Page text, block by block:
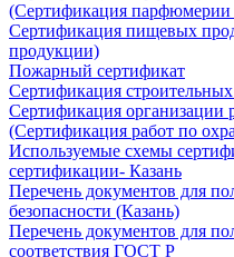
(Сертификация парфюмерии
Сертификация пищевых
продукции)
Пожарный сертификат
Сертификация строительных
Сертификация организации
(Сертификация работ по
Используемые схемы
сертификации- Казань
Перечень документов для
безопасности (Казань)
Перечень документов для
соответствия ГОСТ Р